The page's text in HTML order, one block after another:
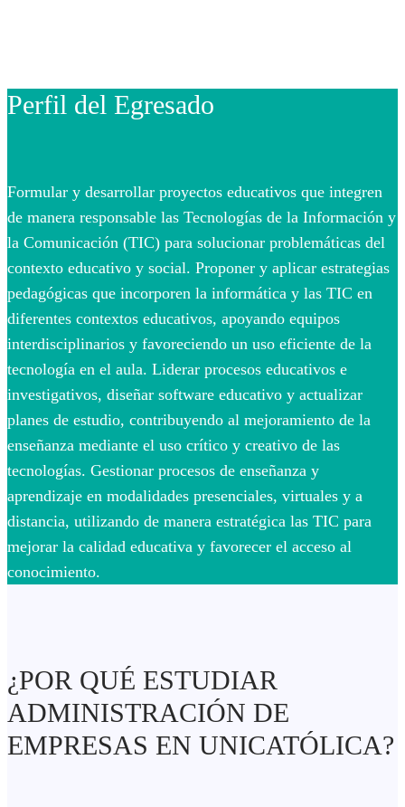
Perfil del Egresado
Formular y desarrollar proyectos educativos que integren
de manera responsable las Tecnologías de la Información y
la Comunicación (TIC) para solucionar problemáticas del
contexto educativo y social. Proponer y aplicar estrategias
pedagógicas que incorporen la informática y las TIC en
diferentes contextos educativos, apoyando equipos
interdisciplinarios y favoreciendo un uso eficiente de la
tecnología en el aula. Liderar procesos educativos e
investigativos, diseñar software educativo y actualizar
planes de estudio, contribuyendo al mejoramiento de la
enseñanza mediante el uso crítico y creativo de las
tecnologías. Gestionar procesos de enseñanza y
aprendizaje en modalidades presenciales, virtuales y a
distancia, utilizando de manera estratégica las TIC para
mejorar la calidad educativa y favorecer el acceso al
conocimiento.
¿POR QUÉ ESTUDIAR
ADMINISTRACIÓN DE
EMPRESAS EN UNICATÓLICA?